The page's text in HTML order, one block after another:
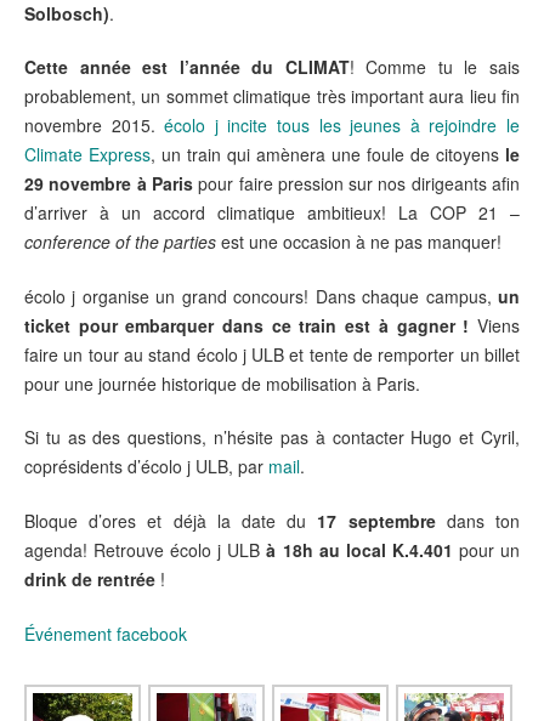
Solbosch).
Cette année est l’année du CLIMAT! Comme tu le sais
probablement, un sommet climatique très important aura lieu fin
novembre 2015.écolo j incite tous les jeunes à rejoindre le
Climate Express, un train qui amènera une foule de citoyens le
29 novembre à Parispour faire pression sur nos dirigeants afin
d’arriver à un accord climatique ambitieux! La COP 21 –
conference of the parties est une occasion à ne pas manquer!
écolo j organise un grand concours! Dans chaque campus, un
ticket pour embarquer dans ce train est à gagner ! Viens
faire un tour au stand écolo j ULB et tente de remporter un billet
pour une journée historique de mobilisation à Paris.
Si tu as des questions, n’hésite pas à contacter Hugo et Cyril,
coprésidents d’écolo j ULB, par mail.
Bloque d’ores et déjà la date du 17 septembredans ton
agenda! Retrouve écolo j ULB à 18h au local K.4.401 pour un
drink de rentrée !
Événement facebook